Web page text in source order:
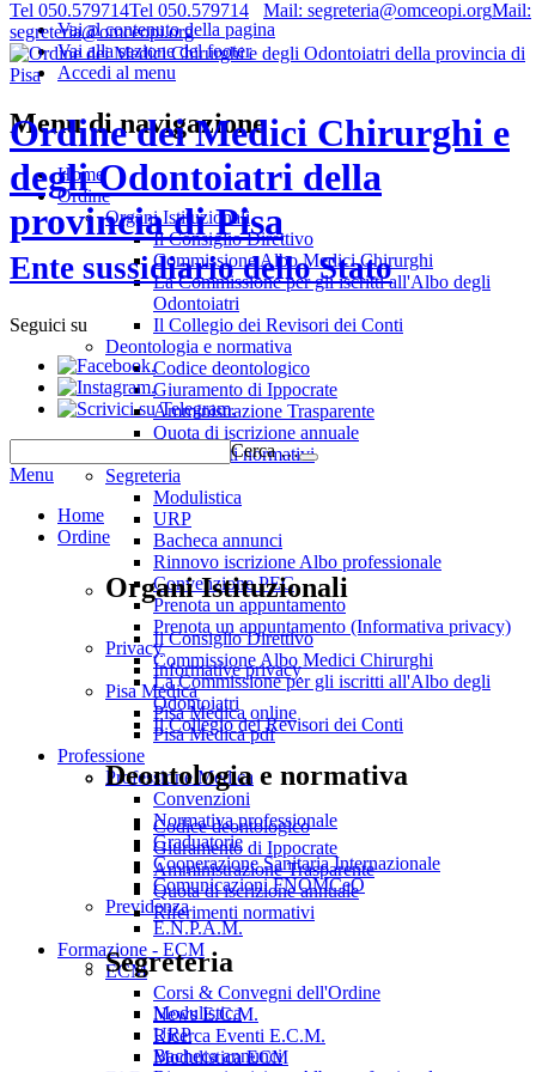
Vai al contenuto della pagina
Vai alla sezione del footer
Accedi al menu
Tel 050.579714Tel 050.579714 Mail: segreteria@omceopi.orgMail:
segreteria@omceopi.org
Ordine dei Medici Chirurghi e
degli Odontoiatri della
provincia di Pisa
Ente sussidiario dello Stato
Seguici su
.
.
.
Cerca …
Menu
Home
Ordine
Organi Istituzionali
Il Consiglio Direttivo
Commissione Albo Medici Chirurghi
La Commissione per gli iscritti all'Albo degli
Odontoiatri
Il Collegio dei Revisori dei Conti
Deontologia e normativa
Codice deontologico
Giuramento di Ippocrate
Amministrazione Trasparente
Quota di iscrizione annuale
Riferimenti normativi
Segreteria
Modulistica
URP
Bacheca annunci
Menu di navigazione
Home
Ordine
Organi Istituzionali
Il Consiglio Direttivo
Commissione Albo Medici Chirurghi
La Commissione per gli iscritti all'Albo degli
Odontoiatri
Il Collegio dei Revisori dei Conti
Deontologia e normativa
Codice deontologico
Giuramento di Ippocrate
Amministrazione Trasparente
Quota di iscrizione annuale
Riferimenti normativi
Segreteria
Modulistica
URP
Bacheca annunci
Rinnovo iscrizione Albo professionale
Convenzione PEC
Prenota un appuntamento
Prenota un appuntamento (Informativa privacy)
Privacy
Informative privacy
Pisa Medica
Pisa Medica online
Pisa Medica pdf
Professione
Professione Medica
Convenzioni
Normativa professionale
Graduatorie
Cooperazione Sanitaria Internazionale
Comunicazioni FNOMCeO
Previdenza
E.N.P.A.M.
Formazione - ECM
ECM
Corsi & Convegni dell'Ordine
News E.C.M.
Ricerca Eventi E.C.M.
Modulistica ECM